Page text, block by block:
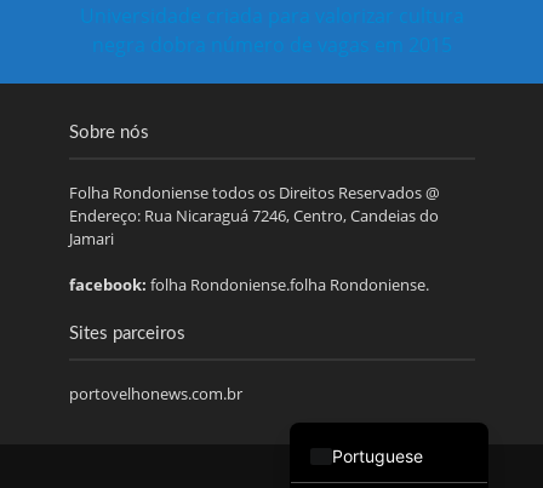
Universidade criada para valorizar cultura
negra dobra número de vagas em 2015
Sobre nós
Folha Rondoniense todos os Direitos Reservados @
Endereço: Rua Nicaraguá 7246, Centro, Candeias do
Jamari
facebook: folha Rondoniense.folha Rondoniense.
Sites parceiros
portovelhonews.com.br
Portuguese